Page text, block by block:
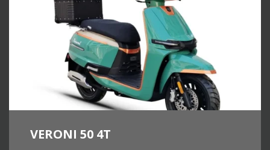
VERONI 50 4T